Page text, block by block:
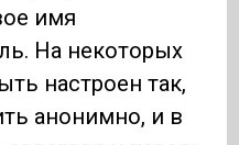
имя
На некоторых
настроен так,
анонимно, и в